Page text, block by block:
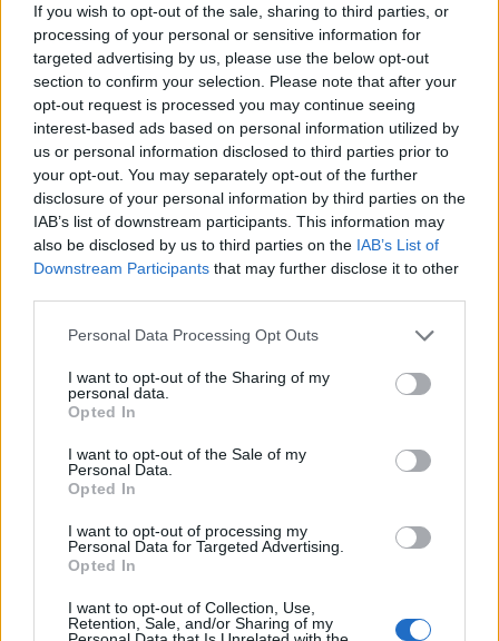
If you wish to opt-out of the sale, sharing to third parties, or
processing of your personal or sensitive information for
targeted advertising by us, please use the below opt-out
section to confirm your selection. Please note that after your
opt-out request is processed you may continue seeing
interest-based ads based on personal information utilized by
us or personal information disclosed to third parties prior to
your opt-out. You may separately opt-out of the further
disclosure of your personal information by third parties on the
IAB’s list of downstream participants. This information may
also be disclosed by us to third parties on the IAB’s List of
Downstream Participants that may further disclose it to other
Personal Data Processing Opt Outs
I want to opt-out of the Sharing of my
personal data.
Opted In
I want to opt-out of the Sale of my
Personal Data.
Opted In
I want to opt-out of processing my
Personal Data for Targeted Advertising.
Opted In
I want to opt-out of Collection, Use,
Retention, Sale, and/or Sharing of my
Z kolei internet bezprzewodowy z pakietem 1000 GB z
pełną prędkością to wyważona propozycja w
atrakcyjnej cenie. To doskonały wybór dla wszystkich,
którym zależy na stabilnym dostępie do sieci w
rozsądnej cenie – od 75 zł miesięcznie po rabatach dla
klientów Play. To także gwarancja swobody podczas
surfowania po internecie bądź korzystania z
ulubionych aplikacji.
Router 5G CPE 5 (H155-381) 50% taniej
Dopełnieniem oferty jest wyjątkowa promocja na
router 5G CPE 5 (H155-381), który przy zakupie jednej z
– zamiast 1599 zł1). Dodatkowo, spłatę obniżonej o
połowę kwoty można rozłożyć na raty 0%. Urządzenie
przestrzeń oraz oferuje nowoczesną sieć Wi-Fi 6 w
standardzie 802.11 b/g/n/a/ac/ax z możliwością
stabilną łączność. Konfiguracja i zarządzanie
urządzeniem jest intuicyjne i niezwykle proste dzięki
dodatkowej sieci Wi-Fi dla gości, zapewni pełen komfort